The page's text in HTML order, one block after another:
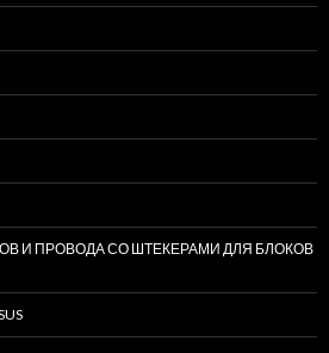
И ПРОВОДА СО ШТЕКЕРАМИ ДЛЯ БЛОКОВ